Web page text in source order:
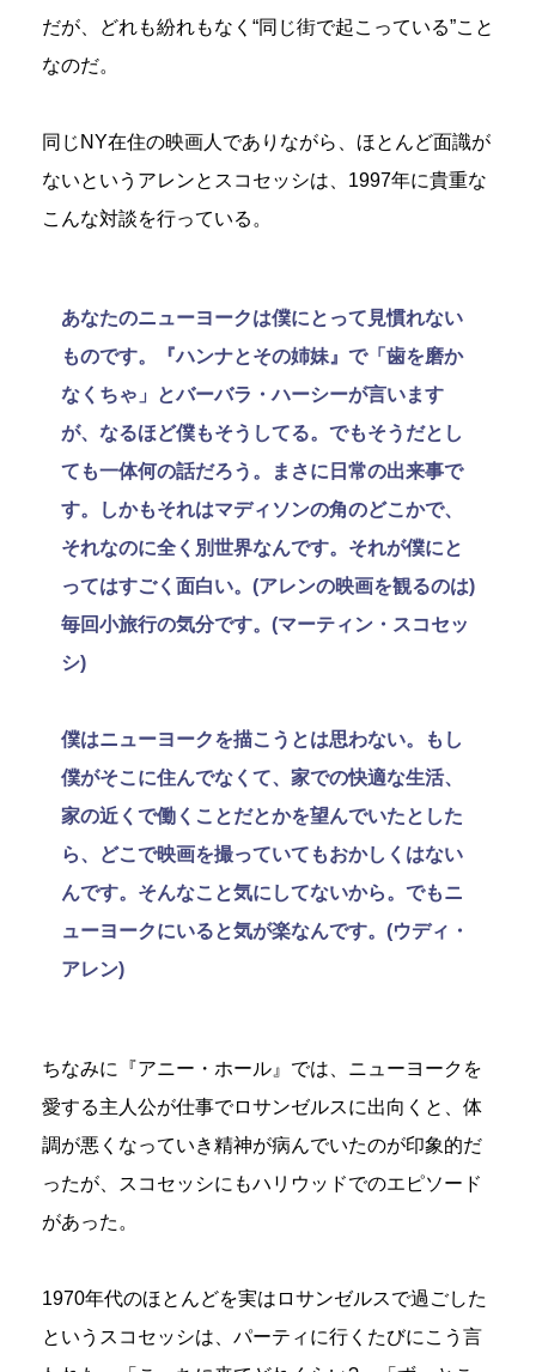
だが、どれも紛れもなく“同じ街で起こっている”こと
なのだ。
同じNY在住の映画人でありながら、ほとんど面識が
ないというアレンとスコセッシは、1997年に貴重な
こんな対談を行っている。
あなたのニューヨークは僕にとって見慣れない
ものです。『ハンナとその姉妹』で「歯を磨か
なくちゃ」とバーバラ・ハーシーが言います
が、なるほど僕もそうしてる。でもそうだとし
ても一体何の話だろう。まさに日常の出来事で
す。しかもそれはマディソンの角のどこかで、
それなのに全く別世界なんです。それが僕にと
ってはすごく面白い。(アレンの映画を観るのは)
毎回小旅行の気分です。(マーティン・スコセッ
シ)
僕はニューヨークを描こうとは思わない。もし
僕がそこに住んでなくて、家での快適な生活、
家の近くで働くことだとかを望んでいたとした
ら、どこで映画を撮っていてもおかしくはない
んです。そんなこと気にしてないから。でもニ
ューヨークにいると気が楽なんです。(ウディ・
アレン)
ちなみに『アニー・ホール』では、ニューヨークを
愛する主人公が仕事でロサンゼルスに出向くと、体
調が悪くなっていき精神が病んでいたのが印象的だ
ったが、スコセッシにもハリウッドでのエピソード
があった。
1970年代のほとんどを実はロサンゼルスで過ごした
というスコセッシは、パーティに行くたびにこう言